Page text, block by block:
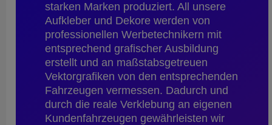
starken Marken produziert. All unsere
Aufkleber und Dekore werden von
professionellen Werbetechnikern mit
entsprechend grafischer Ausbildung
erstellt und an maßstabsgetreuen
Vektorgrafiken von den entsprechenden
Fahrzeugen vermessen. Dadurch und
durch die reale Verklebung an eigenen
Kundenfahrzeugen gewährleisten wir